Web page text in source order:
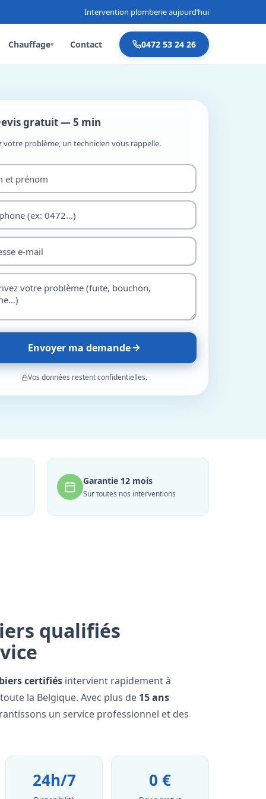
Intervention plomberie aujourd’hui
Chauffage▾ Contact 0472 53 24 26
gratuit — 5 min
votre problème, un technicien vous rappelle.
Envoyer ma demande
Vos données restent confidentielles.
Garantie 12 mois
Sur toutes nos interventions
qualifiés
certifiés intervient rapidement à
la Belgique. Avec plus de 15 ans
un service professionnel et des
24h/7 0 €